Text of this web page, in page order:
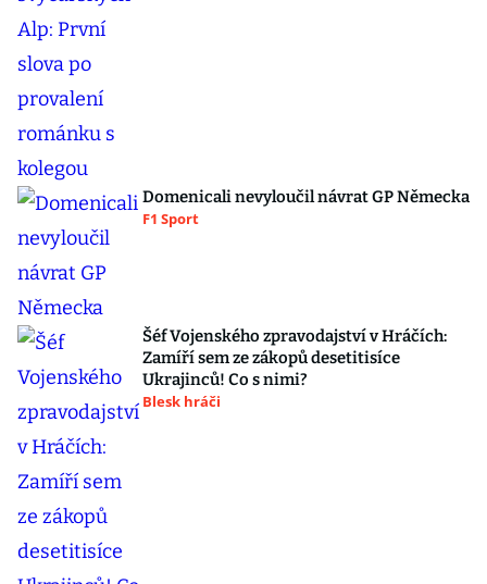
Domenicali nevyloučil návrat GP Německa
F1 Sport
Šéf Vojenského zpravodajství v Hráčích:
Zamíří sem ze zákopů desetitisíce
Ukrajinců! Co s nimi?
Blesk hráči